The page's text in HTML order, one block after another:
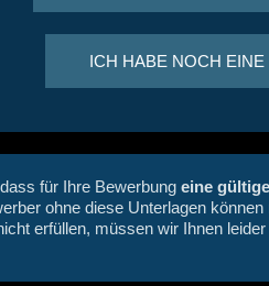
ICH HABE NOCH EINE
für Ihre Bewerbung eine
ohne diese Unterlagen
erfüllen, müssen wir Ihnen